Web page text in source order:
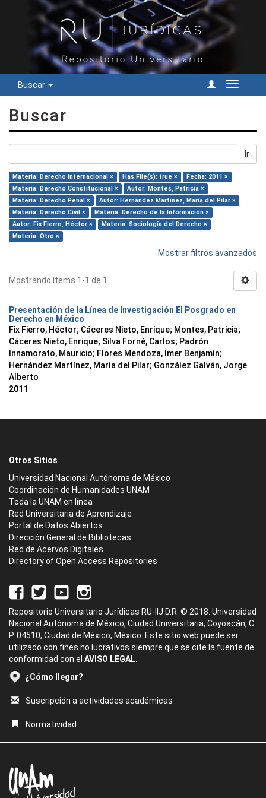
Buscar
Cambiar
Buscar
Ir
Materia: Derecho Internacional × Has File(s): true ×
Fecha: 2011 ×
Materia: Derecho Constitucional ×
Autor: Montes, Patricia ×
Materia: Derecho Penal ×
Autor: Hernández Martínez, María del Pilar ×
Materia: Derecho Civil ×
Materia: Derecho de la Información ×
Autor: Fix Fierro, Héctor ×
Materia: Sociología del Derecho ×
Materia: Otro ×
Mostrar filtros avanzados
Mostrando ítems 1-1 de 1
Presentación de la Línea de Investigación El Posgrado en
Derecho en México
Fix Fierro, Héctor; Cáceres Nieto, Enrique; Montes, Patricia;
Cáceres Nieto, Enrique; Silva Forné, Carlos; Padrón
Innamorato, Mauricio; Flores Mendoza, Imer Benjamín;
Hernández Martínez, María del Pilar; González Galván, Jorge
Alberto
2011
Otros Sitios
Universidad Nacional Autónoma de México
Coordinación de Humanidades UNAM
Toda la UNAM en línea
Red Universitaria de Aprendizaje
Portal de Datos Abiertos
Dirección General de Bibliotecas
Red de Acervos Digitales
Directory of Open Access Repositories
Repositorio Universitario Jurídicas RU-IIJ D.R. © 2018. Universidad
Nacional Autónoma de México, Ciudad Universitaria, Coyoacán, C.
P. 04510, Ciudad de México, México. Este sitio web puede ser
utilizado con fines no lucrativos siempre que se cite la fuente de
conformidad con el AVISO LEGAL.
¿Cómo llegar?
Suscripción a actividades académicas
Normatividad